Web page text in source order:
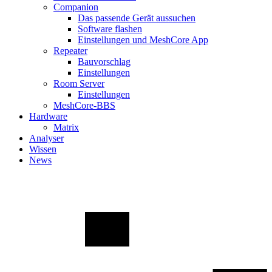
Companion
Das passende Gerät aussuchen
Software flashen
Einstellungen und MeshCore App
Repeater
Bauvorschlag
Einstellungen
Room Server
Einstellungen
MeshCore-BBS
Hardware
Matrix
Analyser
Wissen
News